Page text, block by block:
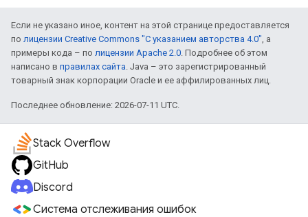
Если не указано иное, контент на этой странице предоставляется
по лицензии Creative Commons "С указанием авторства 4.0", а
примеры кода – по лицензии Apache 2.0. Подробнее об этом
написано в правилах сайта. Java – это зарегистрированный
товарный знак корпорации Oracle и ее аффилированных лиц.
Последнее обновление: 2026-07-11 UTC.
Stack Overflow
GitHub
Discord
Система отслеживания ошибок